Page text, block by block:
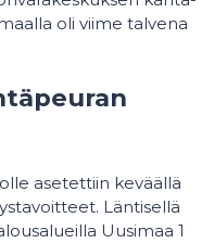
oli viime talvena
asetettiin keväällä
Läntisellä
Uusimaa 1